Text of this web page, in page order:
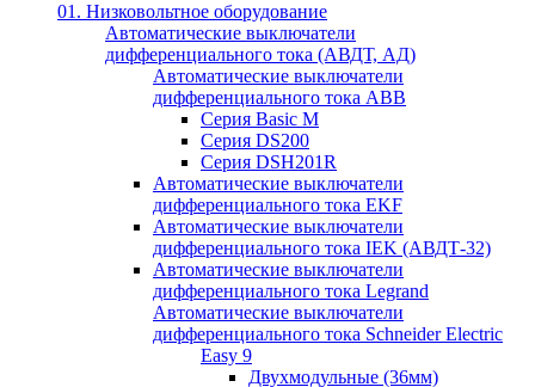
01. Низковольтное оборудование
Автоматические выключатели
дифференциального тока (АВДТ, АД)
Автоматические выключатели
дифференциального тока ABB
Серия Basic M
Серия DS200
Серия DSH201R
Автоматические выключатели
дифференциального тока EKF
Автоматические выключатели
дифференциального тока IEK (АВДТ-32)
Автоматические выключатели
дифференциального тока Legrand
Автоматические выключатели
дифференциального тока Schneider Electric
Easy 9
Двухмодульные (36мм)